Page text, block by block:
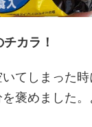
カラ！
てしまった
褒めました